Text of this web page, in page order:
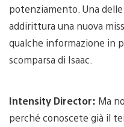
potenziamento. Una
addirittura una nuova
qualche informazione in
scomparsa di Isaac.
Intensity Director: Ma
perché conoscete già il